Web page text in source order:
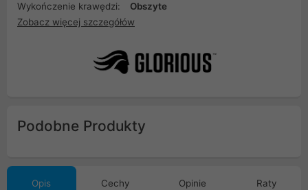
Wykończenie krawędzi:
Obszyte
Zobacz więcej szczegółów
Podobne Produkty
Opis Cechy Opinie Raty